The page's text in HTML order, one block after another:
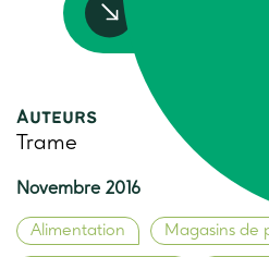
Auteurs
Trame
Novembre 2016
Alimentation Magasins de